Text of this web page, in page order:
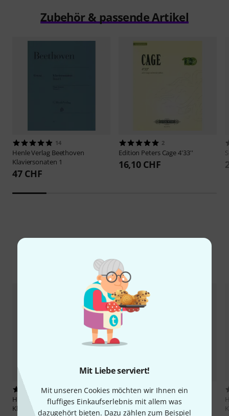
Mit Liebe serviert!
Mit unseren Cookies möchten wir Ihnen ein
fluffiges Einkaufserlebnis mit allem was
dazugehört bieten. Dazu zählen zum Beispiel
Zubehör & passende Artikel
14
Henle Verlag Beethoven
Klaviersonaten 1
47 CHF
2
Edition Peters Cage 4'33''
16,10 CHF
Alternativen vergleichen
14
Henle VerlagBeethoven
Klaviersonaten 1
12
Henle VerlagBeethoven
Klaviersonaten 2